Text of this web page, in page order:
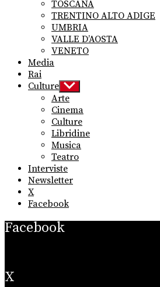
TOSCANA
TRENTINO ALTO ADIGE
UMBRIA
VALLE D’AOSTA
VENETO
Media
Rai
Culture Show
sub
menu
Arte
Cinema
Culture
Libridine
Musica
Teatro
Interviste
Newsletter
X
Facebook
Facebook
X